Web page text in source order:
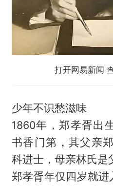
打开网易新闻
少年不识愁滋味
1860年，郑孝胥出
书香门第，其父亲
科进士，母亲林氏是
郑孝胥年仅四岁就